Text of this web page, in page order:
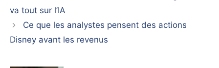
va tout sur l’IA
Ce que les analystes pensent des actions
Disney avant les revenus